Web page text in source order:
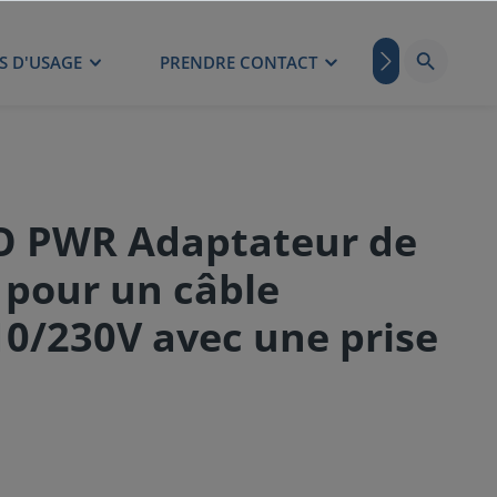
D'USAGE PRENDRE CONTACT BLOG
PWR Adaptateur de
pour un câble
230V avec une prise